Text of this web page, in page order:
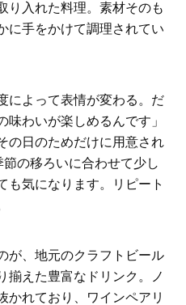
り入れた料理。素材そのも
に手をかけて調理されてい
によって表情が変わる。だ
わいが楽しめるんです」
の日のためだけに用意され
節の移ろいに合わせて少し
も気になります。リピート
が、地元のクラフトビール
揃えた豊富なドリンク。ノ
かれており、ワインペアリ